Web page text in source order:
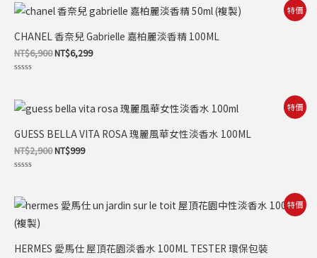
特價
CHANEL 香奈兒 Gabrielle 嘉柏麗淡香精 100ML
NT$6,900
原
始
價
格：
NT$6,900。
NT$6,299
目
前
價
格：
NT$6,299。
滿
分
特價
GUESS BELLA VITA ROSA 瑰麗風華女性淡香水 100ML
NT$2,900
原
始
價
格：
NT$2,900。
NT$999
目
前
價
格：
NT$999。
滿
分
特價
HERMES 愛馬仕 屋頂花園淡香水 100ML TESTER 環保包裝
原
始
NT$6,000。
目
前
NT$2,099。